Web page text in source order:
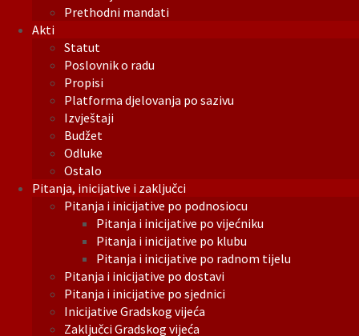
Prethodni mandati
Akti
Statut
Poslovnik o radu
Propisi
Platforma djelovanja po sazivu
Izvještaji
Budžet
Odluke
Ostalo
Pitanja, inicijative i zaključci
Pitanja i inicijative po podnosiocu
Pitanja i inicijative po vijećniku
Pitanja i inicijative po klubu
Pitanja i inicijative po radnom tijelu
Pitanja i inicijative po dostavi
Pitanja i inicijative po sjednici
Inicijative Gradskog vijeća
Zaključci Gradskog vijeća